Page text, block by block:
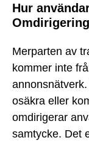
Hur
Merparten av
kommer inte
osäkra eller
omdirigerar
samtycke. Det